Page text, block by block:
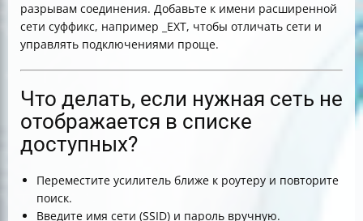
разрывам соединения. Добавьте к имени расширенной
сети суффикс, например _EXT, чтобы отличать сети и
управлять подключениями проще.
Что делать, если нужная сеть не
отображается в списке
доступных?
Переместите усилитель ближе к роутеру и повторите
поиск.
Введите имя сети (SSID) и пароль вручную.